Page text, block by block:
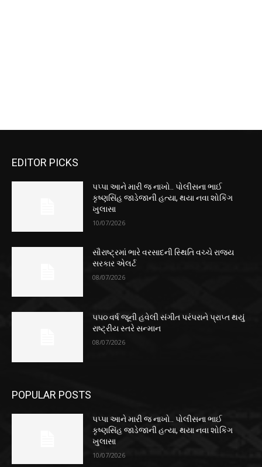
EDITOR PICKS
પપ્પા આને મારી જ નાખો.. પોલીસના ભાઈ
કૃષ્ણસિંહ જાડેજાની હત્યા, થયા નવા શોકિંગ
ખુલાસા
10/07/2026
સૌરાષ્ટ્રમાં ભારે વરસાદની સ્થિતિ વચ્ચે રાજ્ય
સરકાર એલર્ટ
08/07/2026
૫૫૦ વર્ષ જૂની હવેલી સંગીત પરંપરાને પ્રાપ્ત થયું
રાષ્ટ્રીય સ્તરે સન્માન
08/07/2026
POPULAR POSTS
પપ્પા આને મારી જ નાખો.. પોલીસના ભાઈ
કૃષ્ણસિંહ જાડેજાની હત્યા, થયા નવા શોકિંગ
ખુલાસા
10/07/2026